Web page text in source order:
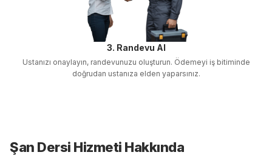
3. Randevu Al
Ustanızı onaylayın, randevunuzu oluşturun. Ödemeyi iş bitiminde
doğrudan ustanıza elden yaparsınız.
Şan Dersi Hizmeti Hakkında